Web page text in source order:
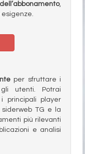
,
per sfruttare i
utenti. Potrai
principali player
TG e la
più rilevanti
e analisi